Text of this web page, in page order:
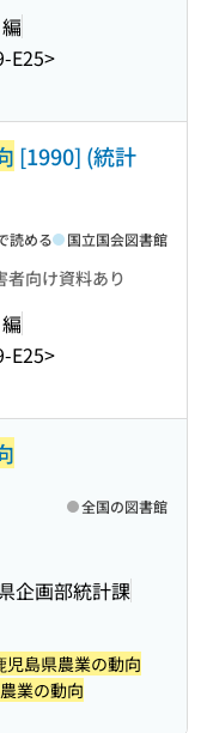
E25>
[1990] (統計
者向け資料あり
E25>
読める 国立国会図書館
企画部統計課
全国の図書館
児島県農業の動向
業の動向